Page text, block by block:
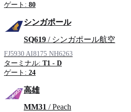
ゲート: 80
シンガポール
SQ619 / シンガポール航空
FJ5930 AI8175 NH6263
ターミナル: T1 - D
ゲート: 24
高雄
MM31 / Peach